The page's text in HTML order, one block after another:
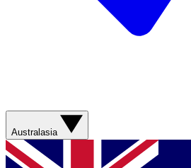
Australasia